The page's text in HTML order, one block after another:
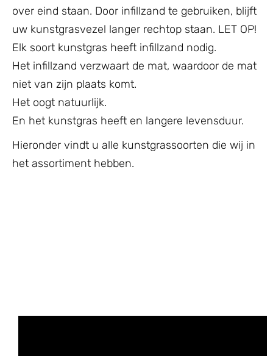
over eind staan. Door infillzand te gebruiken, blijft
uw kunstgrasvezel langer rechtop staan. LET OP!
Elk soort kunstgras heeft infillzand nodig.
Het infillzand verzwaart de mat, waardoor de mat
niet van zijn plaats komt.
Het oogt natuurlijk.
En het kunstgras heeft en langere levensduur.
Hieronder vindt u alle kunstgrassoorten die wij in
het assortiment hebben.